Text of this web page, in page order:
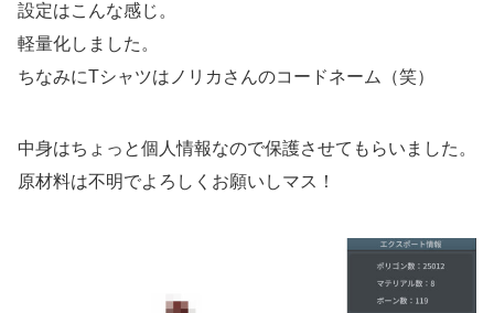
設定はこんな感じ。
軽量化しました。
ちなみにTシャツはノリカさんのコードネーム（笑）
中身はちょっと個人情報なので保護させてもらいました。
原材料は不明でよろしくお願いしマス！